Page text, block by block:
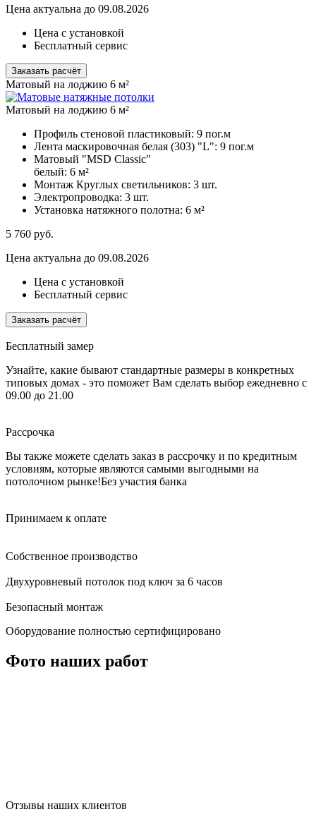
Цена актуальна до 09.08.2026
Цена с установкой
Бесплатный сервис
Заказать расчёт
Матовый на лоджию 6 м²
Матовый на лоджию 6 м²
Профиль стеновой пластиковый: 9 пог.м
Лента маскировочная белая (303) "L": 9 пог.м
Матовый "MSD Classic"
белый: 6 м²
Монтаж Круглых светильников: 3 шт.
Электропроводка: 3 шт.
Установка натяжного полотна: 6 м²
5 760 руб.
Цена актуальна до 09.08.2026
Цена с установкой
Бесплатный сервис
Заказать расчёт
Бесплатный замер
Узнайте, какие бывают стандартные размеры в конкретных
типовых домах - это поможет Вам сделать выбор ежедневно с
09.00 до 21.00
Рассрочка
Вы также можете сделать заказ в рассрочку и по кредитным
условиям, которые являются самыми выгодными на
потолочном рынке!Без участия банка
Принимаем к оплате
Собственное производство
Двухуровневый потолок под ключ за 6 часов
Безопасный монтаж
Оборудование полностью сертифицировано
Фото наших работ
Отзывы наших клиентов